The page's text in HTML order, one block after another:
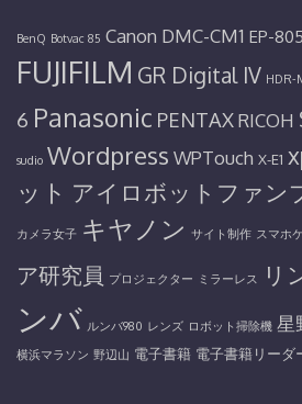
BenQ Botvac 85 Canon DMC-CM1 EP-
FUJIFILM GR Digital IV HDR-
6 Panasonic PENTAXRICOH
sudio Wordpress WPTouch X-E1
ット アイロボットファン
カメラ女子 キヤノン サイト制作 スマホ
ア研究員 プロジェクター ミラーレス リ
ンバ ルンバ980 レンズ ロボット掃除機 星
横浜マラソン 野辺山 電子書籍 電子書籍リーダ